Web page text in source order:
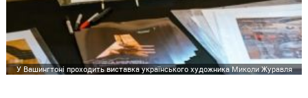
У Вашингтоні проходить виставка українського художника Миколи Журавля